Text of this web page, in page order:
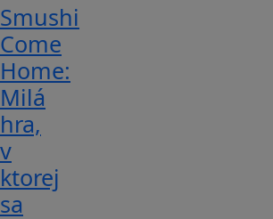
Smushi
Come
Home:
Milá
hra,
v
ktorej
sa